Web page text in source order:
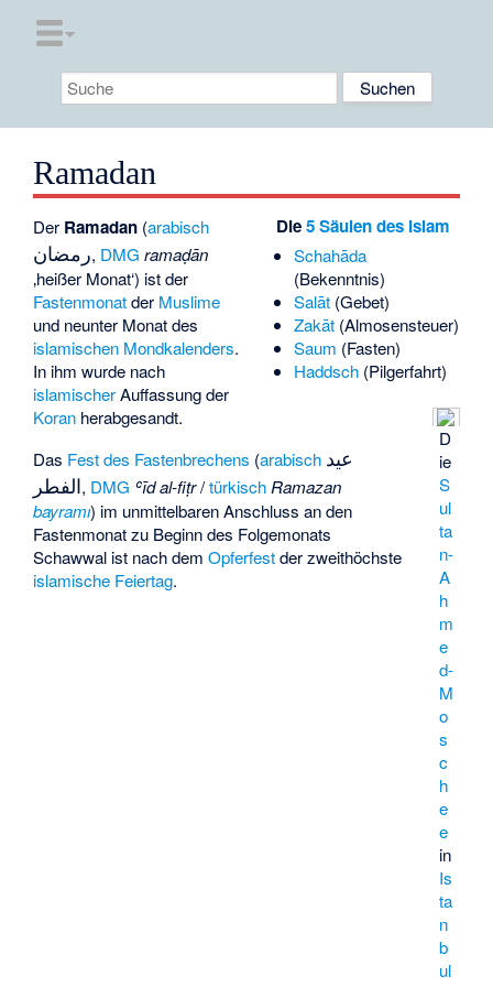
Ramadan
Die5 Säulen des Islam
Schahāda
(Bekenntnis)
Salāt(Gebet)
Zakāt(Almosensteuer)
Saum (Fasten)
Haddsch(Pilgerfahrt)
D
ie
S
ul
ta
n-
A
h
m
e
d-
M
o
s
c
h
e
e
in
Is
ta
n
b
ul
Der Ramadan (arabisch
رمضان, DMG ramaḍān
‚heißer Monat‘) ist der
Fastenmonatder Muslime
und neunter Monat des
islamischen Mondkalenders.
In ihm wurde nach
islamischerAuffassung der
Koran herabgesandt.
Das Fest des Fastenbrechens (arabisch عيد
الفطر, DMG ʿīd al-fiṭr/türkisch Ramazan
bayramı) im unmittelbaren Anschluss an den
Fastenmonat zu Beginn des Folgemonats
Schawwal ist nach demOpferfestder zweithöchste
islamische Feiertag.